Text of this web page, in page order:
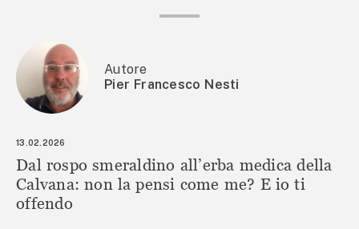
Autore
Pier Francesco Nesti
13.02.2026
Dal rospo smeraldino all’erba medica della
Calvana: non la pensi come me? E io ti
offendo